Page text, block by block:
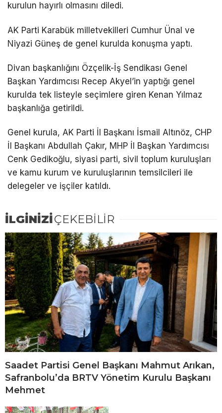
kurulun hayırlı olmasını diledi.
AK Parti Karabük milletvekilleri Cumhur Ünal ve
Niyazi Güneş de genel kurulda konuşma yaptı.
Divan başkanlığını Özçelik-İş Sendikası Genel
Başkan Yardımcısı Recep Akyel’in yaptığı genel
kurulda tek listeyle seçimlere giren Kenan Yılmaz
başkanlığa getirildi.
Genel kurula, AK Parti İl Başkanı İsmail Altınöz, CHP
İl Başkanı Abdullah Çakır, MHP İl Başkan Yardımcısı
Cenk Gedikoğlu, siyasi parti, sivil toplum kuruluşları
ve kamu kurum ve kuruluşlarının temsilcileri ile
delegeler ve işçiler katıldı.
İLGİNİZİÇEKEBİLİR
Saadet Partisi Genel Başkanı Mahmut Arıkan,
Safranbolu’da BRTV Yönetim Kurulu Başkanı
Mehmet